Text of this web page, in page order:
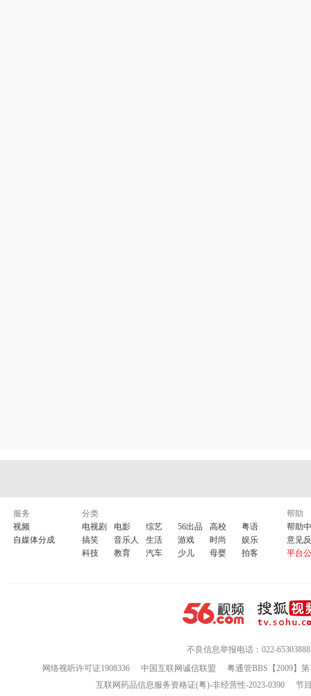
服务
视频
自媒体分成
分类
电视剧
电影 综艺 56出品 高校
粤语
搞笑
音乐人 生活 游戏 时尚
娱乐
科技
教育 汽车 少儿 母婴 拍客
帮助
帮助
意见
平台
不良信息举报电话：022-65303888
网络视听许可证1908336
中国互联网诚信联盟
粤通管BBS【2009】
互联网药品信息服务资格证(粤)-非经营性-2023-0390
节